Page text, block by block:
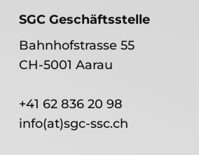
SGC Geschäftsstelle
Bahnhofstrasse 55
CH-5001 Aarau
+41 62 836 20 98
info(at)sgc-ssc.ch